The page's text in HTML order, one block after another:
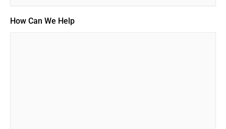
How Can We Help